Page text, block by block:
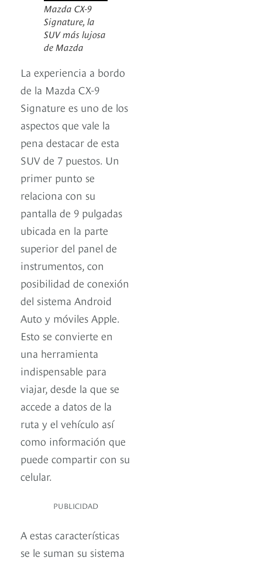
Mazda CX-9
Signature, la
SUV más lujosa
de Mazda
La experiencia a bordo
de la Mazda CX-9
Signature es uno de los
aspectos que vale la
pena destacar de esta
SUV de 7 puestos. Un
primer punto se
relaciona con su
pantalla de 9 pulgadas
ubicada en la parte
superior del panel de
instrumentos, con
posibilidad de conexión
del sistema Android
Auto y móviles Apple.
Esto se convierte en
una herramienta
indispensable para
viajar, desde la que se
accede a datos de la
ruta y el vehículo así
como información que
puede compartir con su
celular.
PUBLICIDAD
A estas características
se le suman su sistema